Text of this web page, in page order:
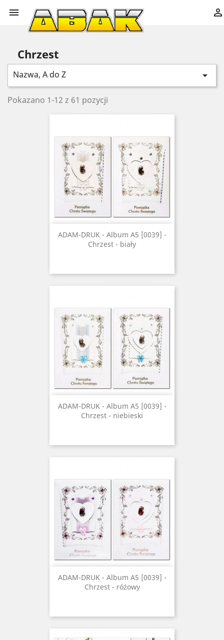
 
Chrzest
Nazwa, A do Z 
Pokazano 1-12 z 61 pozycji
ADAM-DRUK - Album A5 [0039] -
Chrzest - biały
ADAM-DRUK - Album A5 [0039] -
Chrzest - niebieski
ADAM-DRUK - Album A5 [0039] -
Chrzest - różowy